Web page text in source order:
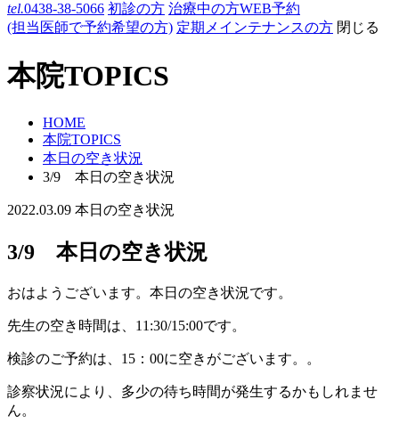
tel.0438-38-5066 初診の方 治療中の方WEB予約
(担当医師で予約希望の方) 定期メインテナンスの方 閉じる
本院TOPICS
HOME
本院TOPICS
本日の空き状況
3/9 本日の空き状況
2022.03.09 本日の空き状況
3/9 本日の空き状況
おはようございます。本日の空き状況です。
先生の空き時間は、11:30/15:00です。
検診のご予約は、15：00に空きがございます。。
診察状況により、多少の待ち時間が発生するかもしれませ
ん。